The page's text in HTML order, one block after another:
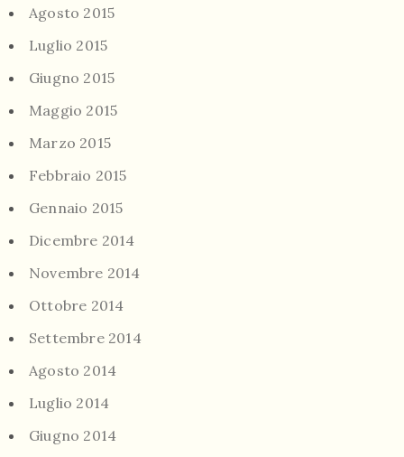
Agosto 2015
Luglio 2015
Giugno 2015
Maggio 2015
Marzo 2015
Febbraio 2015
Gennaio 2015
Dicembre 2014
Novembre 2014
Ottobre 2014
Settembre 2014
Agosto 2014
Luglio 2014
Giugno 2014